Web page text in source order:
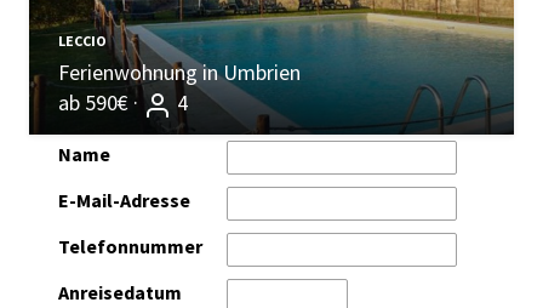
LECCIO
Ferienwohnung in Umbrien
ab 590€ ·
4
Name
E-Mail-Adresse
Telefonnummer
Anreisedatum